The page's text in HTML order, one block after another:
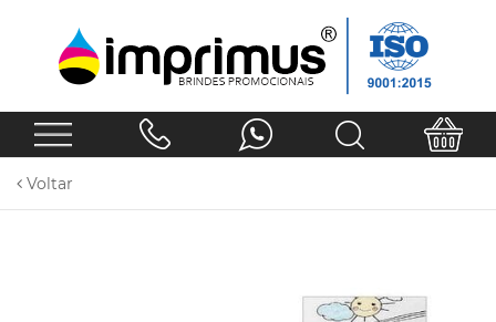
Voltar